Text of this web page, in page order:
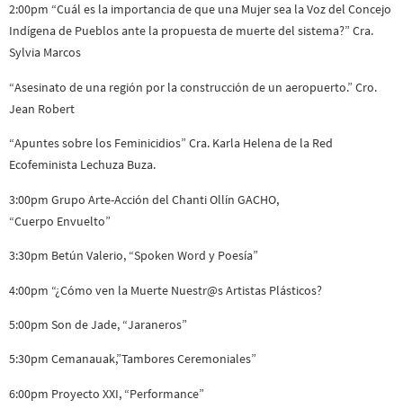
2:00pm “Cuál es la importancia de que una Mujer sea la Voz del Concejo
Indígena de Pueblos ante la propuesta de muerte del sistema?” Cra.
Sylvia Marcos
“Asesinato de una región por la construcción de un aeropuerto.” Cro.
Jean Robert
“Apuntes sobre los Feminicidios” Cra. Karla Helena de la Red
Ecofeminista Lechuza Buza.
3:00pm Grupo Arte-Acción del Chanti Ollín GACHO,
“Cuerpo Envuelto”
3:30pm Betún Valerio, “Spoken Word y Poesía”
4:00pm “¿Cómo ven la Muerte Nuestr@s Artistas Plásticos?
5:00pm Son de Jade, “Jaraneros”
5:30pm Cemanauak,”Tambores Ceremoniales”
6:00pm Proyecto XXI, “Performance”